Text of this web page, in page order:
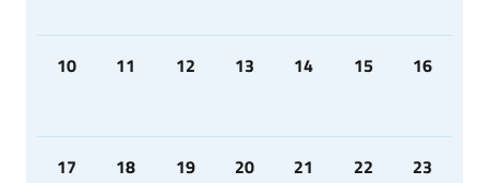
10 11 12 13 14 15 16
17 18 19 20 21 22 23